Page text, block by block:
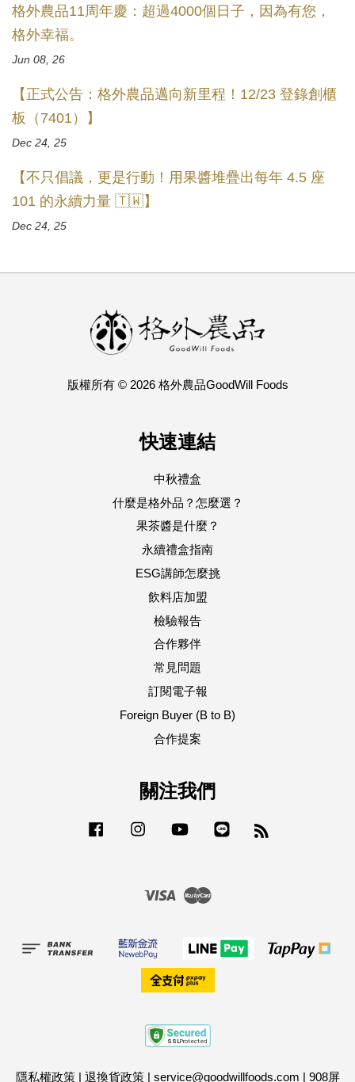
格外農品11周年慶：超過4000個日子，因為有您，
格外幸福。
Jun 08, 26
【正式公告：格外農品邁向新里程！12/23 登錄創櫃
板（7401）】
Dec 24, 25
【不只倡議，更是行動！用果醬堆疊出每年 4.5 座
101 的永續力量 🇹🇼】
Dec 24, 25
版權所有 © 2026 格外農品GoodWill Foods
快速連結
中秋禮盒
什麼是格外品？怎麼選？
果茶醬是什麼？
永續禮盒指南
ESG講師怎麼挑
飲料店加盟
檢驗報告
合作夥伴
常見問題
訂閱電子報
Foreign Buyer (B to B)
合作提案
關注我們
Facebook Instagram YouTube
Visa
隱私權政策| 退換貨政策| service@goodwillfoods.com | 908屏